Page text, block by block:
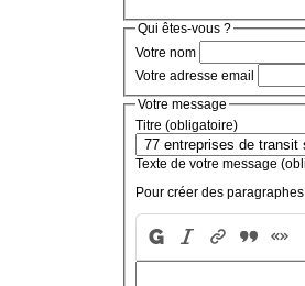
Qui êtes-vous ?
Votre nom
Votre adresse email
Votre message
Titre (obligatoire)
Texte de votre message
Pour créer des